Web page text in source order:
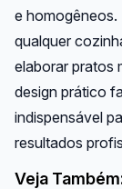
e homogêneos.
qualquer
elaborar pratos
design prático
indispensável
resultados
Veja